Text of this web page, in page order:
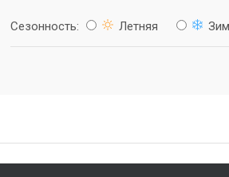
Сезонность: Летняя